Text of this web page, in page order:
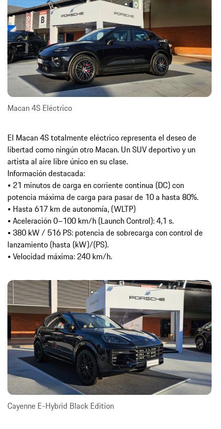
Macan 4S Eléctrico
El Macan 4S totalmente eléctrico representa el deseo de
libertad como ningún otro Macan. Un SUV deportivo y un
artista al aire libre único en su clase.
Información destacada:
• 21 minutos de carga en corriente continua (DC) con
potencia máxima de carga para pasar de 10 a hasta 80%.
• Hasta 617 km de autonomía, (WLTP)
• Aceleración 0–100 km/h (Launch Control): 4,1 s.
• 380 kW / 516 PS: potencia de sobrecarga con control de
lanzamiento (hasta (kW)/(PS).
• Velocidad máxima: 240 km/h.
Cayenne E-Hybrid Black Edition